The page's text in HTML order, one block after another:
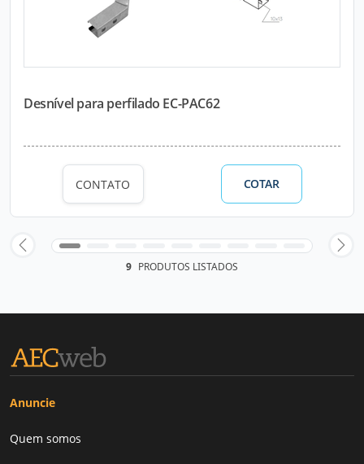
Desnível para perfilado EC-PAC62
CONTATO COTAR
9 PRODUTOS LISTADOS
Anuncie
Quem somos